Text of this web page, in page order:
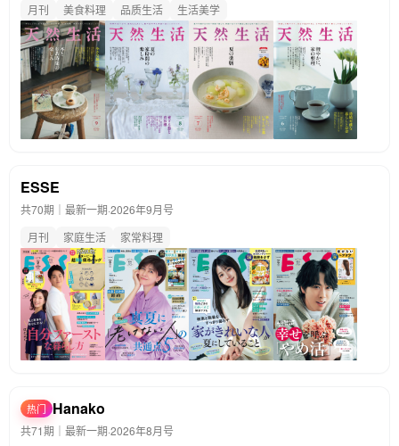
月刊
美食料理 品质生活 生活美学
ESSE
共70期｜最新一期·2026年9月号
月刊
家庭生活 家常料理
热门 Hanako
共71期｜最新一期·2026年8月号